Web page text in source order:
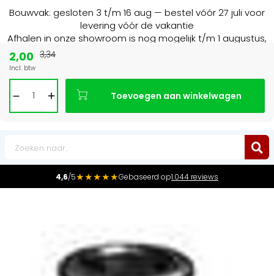
Bouwvak: gesloten 3 t/m 16 aug — bestel vóór 27 juli voor
levering vóór de vakantie
Afhalen in onze showroom is nog mogelijk t/m 1 augustus,
4,6/5★★★★★Gebaseerd op1.044 reviews
2,00
Incl. btw
3,34
Toevoegen aan winkelwagen